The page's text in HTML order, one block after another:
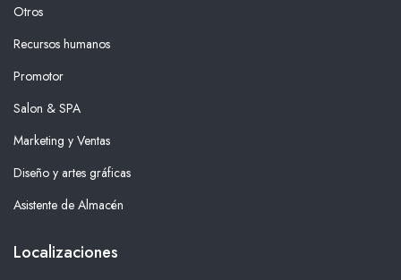
Otros
Recursos humanos
Promotor
Salon & SPA
Marketing y Ventas
Diseño y artes gráficas
Asistente de Almacén
Localizaciones